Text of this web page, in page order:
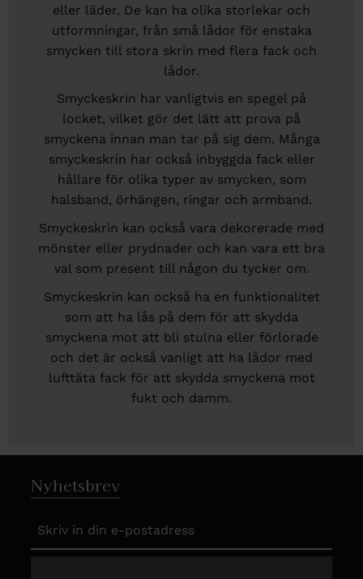
eller läder. De kan ha olika storlekar och
utformningar, från små lådor för enstaka
smycken till stora skrin med flera fack och
lådor.
Smyckeskrin har vanligtvis en spegel på
locket, vilket gör det lätt att prova på
smyckena innan man tar på sig dem. Många
smyckeskrin har också inbyggda fack eller
hållare för olika typer av smycken, som
halsband, örhängen, ringar och armband.
Smyckeskrin kan också vara dekorerade med
mönster eller prydnader och kan vara ett bra
val som present till någon du tycker om.
Smyckeskrin kan också ha en funktionalitet
som att ha lås på dem för att skydda
smyckena mot att bli stulna eller förlorade
och det är också vanligt att ha lådor med
lufttäta fack för att skydda smyckena mot
fukt och damm.
Nyhetsbrev